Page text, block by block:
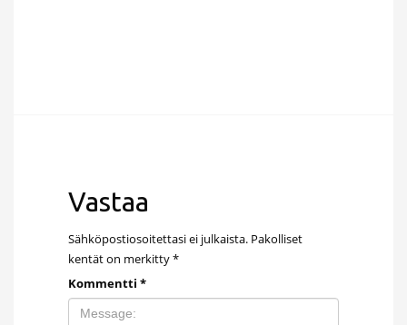
Vastaa
Sähköpostiosoitettasi ei julkaista. Pakolliset
kentät on merkitty*
Kommentti *